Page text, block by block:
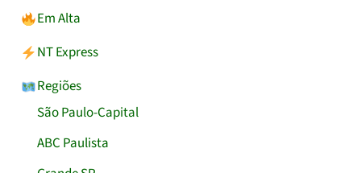
Em Alta
NT Express
Regiões
São Paulo-Capital
ABC Paulista